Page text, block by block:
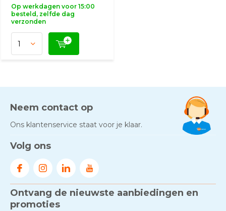
Op werkdagen voor 15:00
besteld, zelfde dag
verzonden
Neem contact op
Ons klantenservice staat voor je klaar.
Volg ons
Ontvang de nieuwste aanbiedingen en
promoties